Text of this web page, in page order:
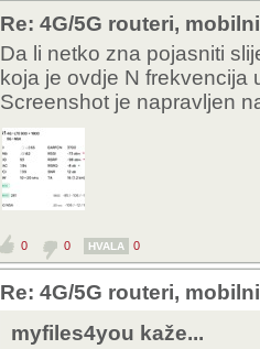
Re: 4G/5G routeri,
Da li netko zna pojasniti
koja je ovdje N frekvencija
Screenshot je napravljen
0 0 HVALA 0
Re: 4G/5G routeri,
myfiles4you kaže...